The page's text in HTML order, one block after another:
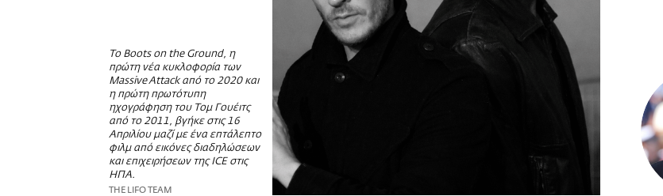
Το Boots on the Ground, η
πρώτη νέα κυκλοφορία των
Massive Attack από το 2020 και
η πρώτη πρωτότυπη
ηχογράφηση του Τομ Γουέιτς
από το 2011, βγήκε στις 16
Απριλίου μαζί με ένα επτάλεπτο
φιλμ από εικόνες διαδηλώσεων
και επιχειρήσεων της ICE στις
ΗΠΑ.
THE LIFO TEAM